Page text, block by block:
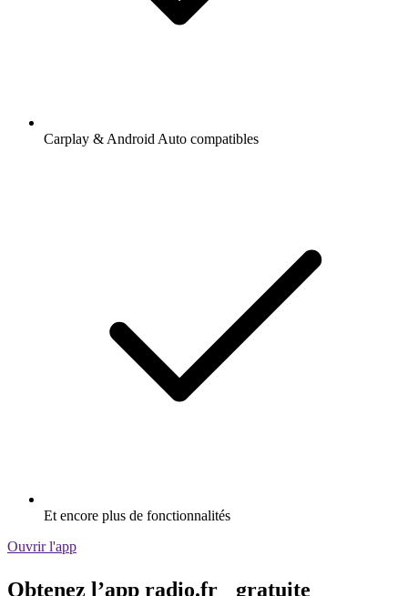
Carplay & Android Auto compatibles
Et encore plus de fonctionnalités
Ouvrir l'app
Obtenez l’app radio.fr gratuite